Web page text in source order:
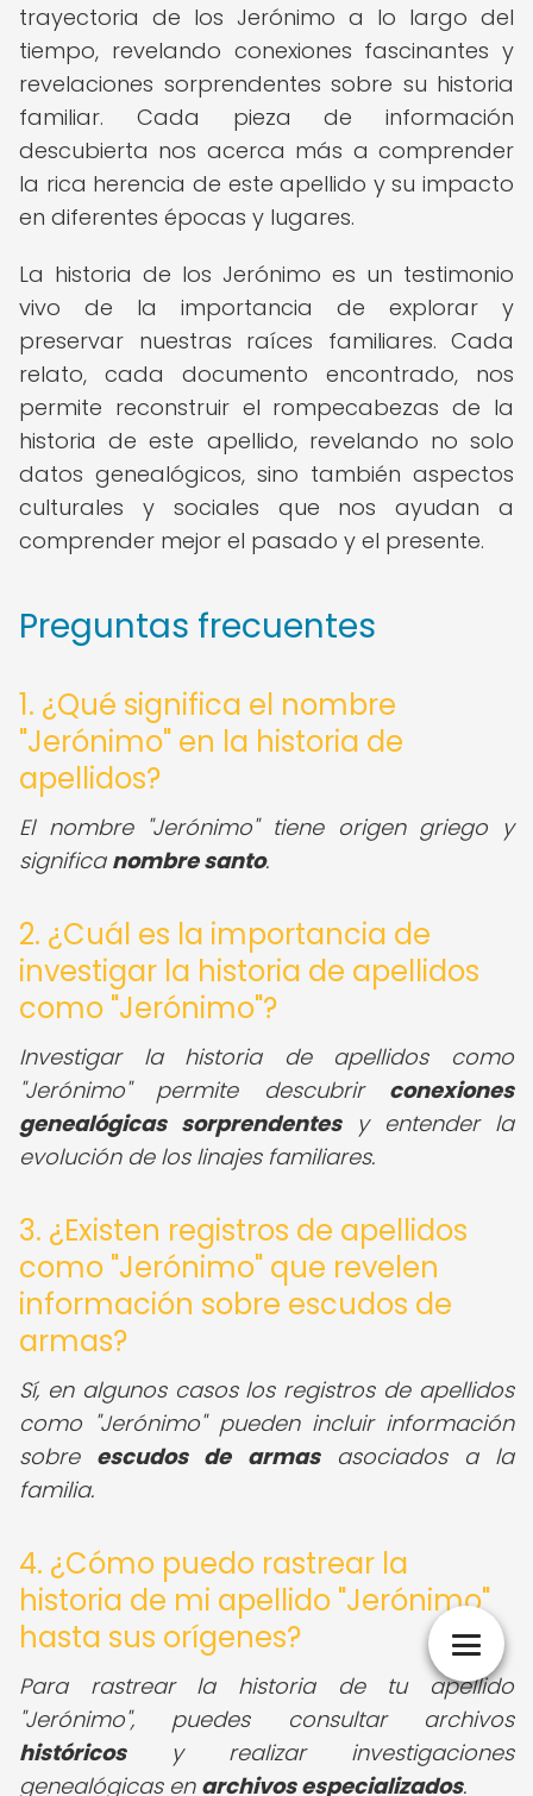
trayectoria de los Jerónimo a lo largo del
tiempo, revelando conexiones fascinantes y
revelaciones sorprendentes sobre su historia
familiar. Cada pieza de información
descubierta nos acerca más a comprender
la rica herencia de este apellido y su impacto
en diferentes épocas y lugares.
La historia de los Jerónimo es un testimonio
vivo de la importancia de explorar y
preservar nuestras raíces familiares. Cada
relato, cada documento encontrado, nos
permite reconstruir el rompecabezas de la
historia de este apellido, revelando no solo
datos genealógicos, sino también aspectos
culturales y sociales que nos ayudan a
comprender mejor el pasado y el presente.
Preguntas frecuentes
1. ¿Qué significa el nombre
"Jerónimo" en la historia de
apellidos?
El nombre "Jerónimo" tiene origen griego y
significa nombre santo.
2. ¿Cuál es la importancia de
investigar la historia de apellidos
como "Jerónimo"?
Investigar la historia de apellidos como
"Jerónimo" permite descubrir conexiones
genealógicas sorprendentesy entender la
evolución de los linajes familiares.
3. ¿Existen registros de apellidos
como "Jerónimo" que revelen
información sobre escudos de
armas?
Sí, en algunos casos los registros de apellidos
como "Jerónimo" pueden incluir información
sobre escudos de armasasociados a la
familia.
4. ¿Cómo puedo rastrear la
historia de mi apellido "Jerónimo"
hasta sus orígenes?
Para rastrear la historia de tu apellido
"Jerónimo", puedes consultar archivos
históricosy realizar investigaciones
genealógicas en archivos especializados.